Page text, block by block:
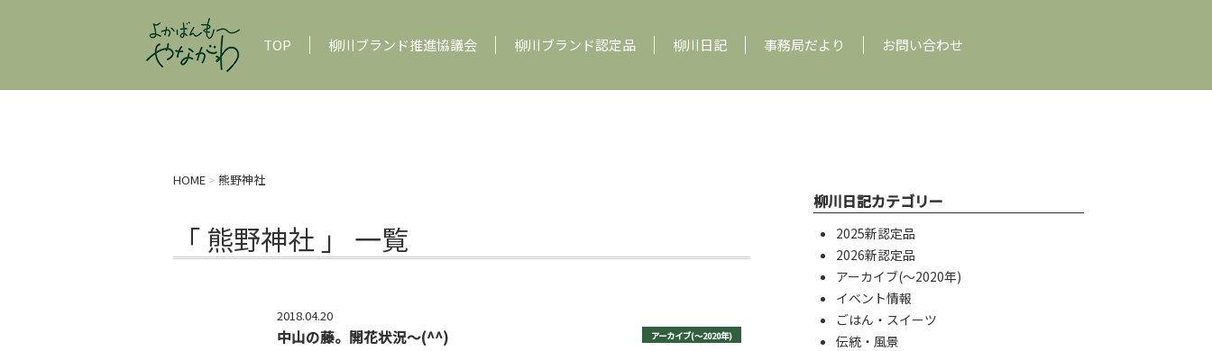
TOP 柳川ブランド推進協議会 柳川ブランド認定品 柳川日記 事務局だより お問い合わせ
HOME > 熊野神社
「 熊野神社 」 一覧
2018.04.20
中山の藤。開花状況〜(^^) アーカイブ(〜2020年)
柳川日記カテゴリー
2025新認定品
2026新認定品
アーカイブ(〜2020年)
イベント情報
ごはん・スイーツ
伝統・風景